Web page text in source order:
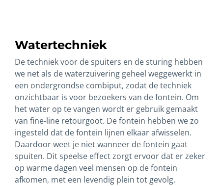
Watertechniek
De techniek voor de spuiters en de sturing hebben
we net als de waterzuivering geheel weggewerkt in
een ondergrondse combiput, zodat de techniek
onzichtbaar is voor bezoekers van de fontein. Om
het water op te vangen wordt er gebruik gemaakt
van fine-line retourgoot. De fontein hebben we zo
ingesteld dat de fontein lijnen elkaar afwisselen.
Daardoor weet je niet wanneer de fontein gaat
spuiten. Dit speelse effect zorgt ervoor dat er zeker
op warme dagen veel mensen op de fontein
afkomen, met een levendig plein tot gevolg.